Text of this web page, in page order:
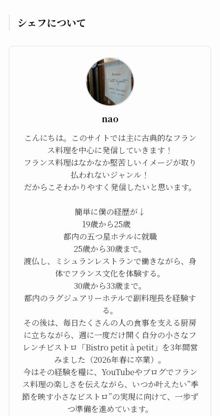
シェフについて
nao
こんにちは。このサイトでは主に古典的なフラン
ス料理を中心に発信していきます！
フランス料理はなかなか堅苦しいイメージが取り
払われないジャンル！
だからこそわかりやすく発信したいと思います。
簡単に僕の経歴が↓
19歳から25歳
都内の五つ星ホテルに就職
25歳から30歳まで。
渡仏し、ミシュランレストランで働きながら、身
体でフランス文化を体験する。
30歳から33歳まで。
都内のラグジュアリーホテルで副料理長を経験す
る。
その後は、毎日たくさんの人の食事を支える厨房
に立ちながら、週に一度だけ開く自分の小さなフ
レンチビストロ「Bistro petit à petit」を3年間営
みました（2026年春に卒業）。
今はその経験を糧に、YouTubeやブログでフラン
ス料理の楽しさを伝えながら、いつか叶えたい”季
節を映す小さなビストロ”の実現に向けて、一歩ず
つ準備を進めています。